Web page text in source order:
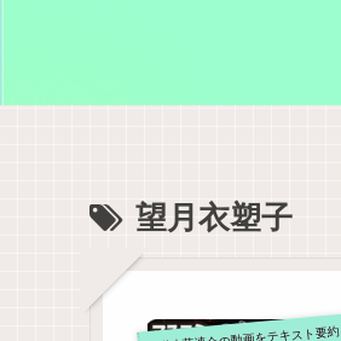
望月衣塑子